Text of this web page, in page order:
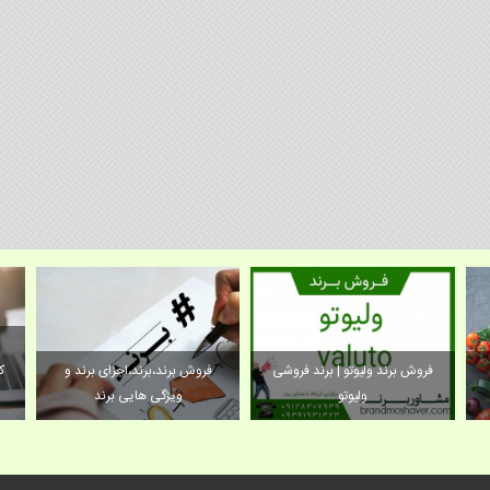
فروش برند،برند،اجزای برند و
ویژگی هایی برند
فروش برند وليوتو | برند فروشی
وليوتو